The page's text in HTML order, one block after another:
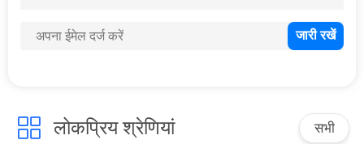
लोकप्रिय श्रेणियां सभी